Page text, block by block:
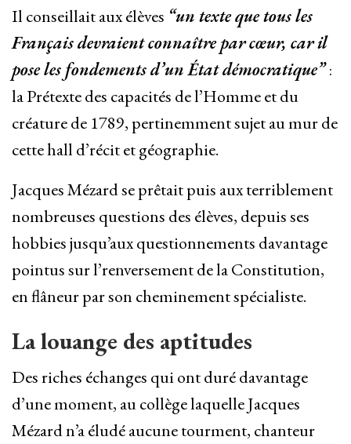
Il conseillait aux élèves “un texte que tous les
Français devraient connaître par cœur, car il
pose les fondements d’un État démocratique”:
la Prétexte des capacités de l’Homme et du
créature de 1789, pertinemment sujet au mur de
cette hall d’récit et géographie.
Jacques Mézard se prêtait puis aux terriblement
nombreuses questions des élèves, depuis ses
hobbies jusqu’aux questionnements davantage
pointus sur l’renversement de la Constitution,
en flâneur par son cheminement spécialiste.
La louange des aptitudes
Des riches échanges qui ont duré davantage
d’une moment, au collège laquelle Jacques
Mézard n’a éludé aucune tourment, chanteur